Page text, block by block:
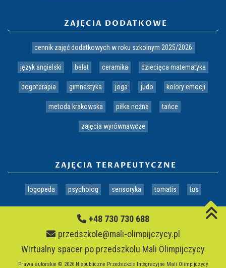
ZAJĘCIA DODATKOWE
cennik zajęć dodatkowych w roku szkolnym 2025/2026
język angielski balet ceramika dziecięca matematyka
dogoterapia gimnastyka joga judo kolory emocji
metoda krakowska piłka nożna tańce
zajęcia wyrównawcze
ZAJĘCIA TERAPEUTYCZNE
logopeda psycholog sensoryka tomatis tus
+48 730 730 688
przedszkole@mali-olimpijczycy.pl
Wirtualny spacer po przedszkolu Mali Olimpijczycy
Prawa autorskie © 2026 Niepubliczne Przedszkole Integracyjne Mali Olimpijczycy